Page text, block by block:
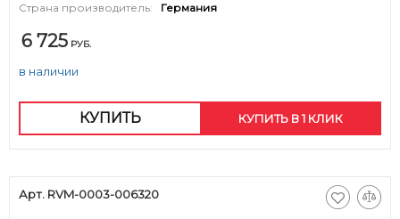
Страна производитель:
Германия
6 725 РУБ.
в наличии
КУПИТЬ КУПИТЬ В 1 КЛИК
Арт. RVM-0003-006320